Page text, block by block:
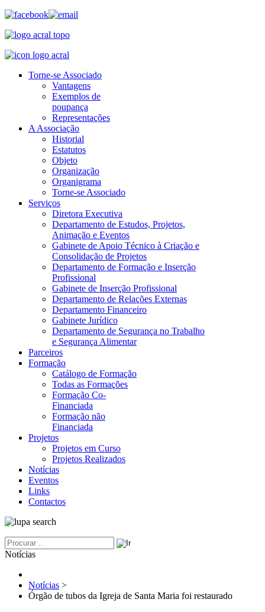
Torne-se Associado
Vantagens
Exemplos de
poupança
Representações
A Associação
Historial
Estatutos
Objeto
Organização
Organigrama
Torne-se Associado
Serviços
Diretora Executiva
Departamento de Estudos, Projetos,
Animação e Eventos
Gabinete de Apoio Técnico à Criação e
Consolidação de Projetos
Departamento de Formação e Inserção
Profissional
Gabinete de Inserção Profissional
Departamento de Relações Externas
Departamento Financeiro
Gabinete Jurídico
Departamento de Segurança no Trabalho
e Segurança Alimentar
Parceiros
Formação
Catálogo de Formação
Todas as Formações
Formação Co-
Financiada
Formação não
Financiada
Projetos
Projetos em Curso
Projetos Realizados
Notícias
Eventos
Links
Contactos
Notícias
Notícias >
Órgão de tubos da Igreja de Santa Maria foi restaurado